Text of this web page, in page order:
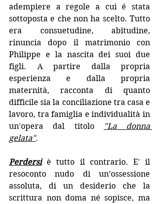
adempiere a regole a cui é stata
sottoposta e che non ha scelto. Tutto
era consuetudine, abitudine,
rinuncia dopo il matrimonio con
Philippe e la nascita dei suoi due
figli. A partire dalla propria
esperienza e dalla propria
maternità, racconta di quanto
difficile sia la conciliazione tra casa e
lavoro, tra famiglia e individualità in
un'opera dal titolo
"La donna
gelata".
Perdersi è tutto il contrario. E' il
resoconto nudo di un’ossessione
assoluta, di un desiderio che la
scrittura non doma né sopisce, ma